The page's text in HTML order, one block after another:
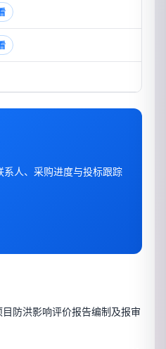
人、采购进度与投标跟踪
防洪影响评价报告编制及报审